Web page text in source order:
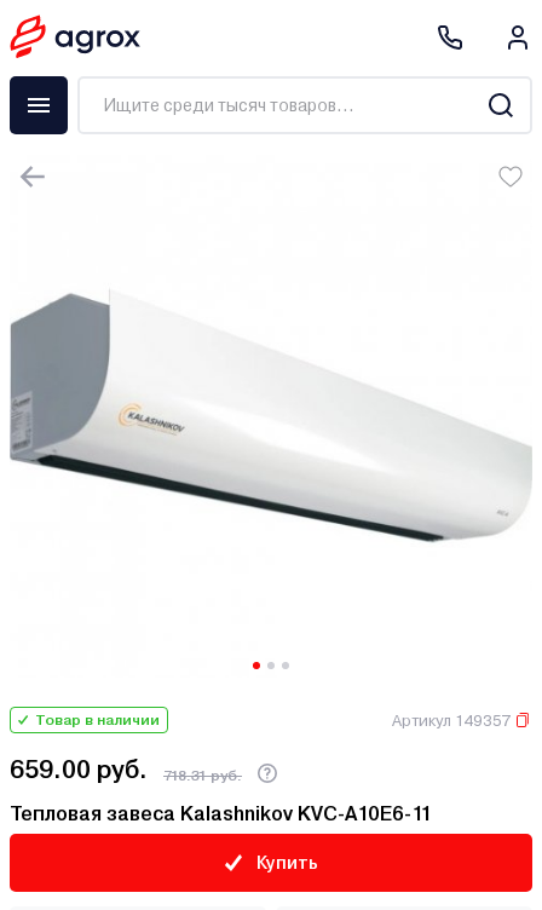
Товар в наличии Артикул 149357
659.00 руб. 718.31 руб.
Тепловая завеса Kalashnikov KVC-A10E6-11
Купить